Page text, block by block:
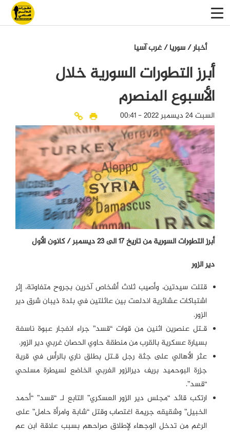
أخبار/سوريا/غرب آسيا
أبرز التطورات السورية خلال
الأسبوع المنصرم
السبت 24 ديسمبر 2022 - 00:41
أبرز التطورات السورية من تاريخ 17 الى 23 ديسمبر / كانون الأول
دير الزور
قتلت سيدتين، وأصيب ثلاث أشخاص آخرين بجروح متفاوتة، إثر
اشتباكات عشائرية اندلعت بين عائلتين في بلدة ذيبان شرق دير
الزور.
قـتل عنصرين اثنين من قوات “قسد” جراء انفجار عبوة ناسفة
بسيارة عسكرية بالقرب من منطقة حاوي الحصان غربي دير الزور.
عثر الأهالي على جثة رجل قـتل بطلق ناري بالرأس في قرية
جزرة البوحميد بريف ديرالزور الغربي الخاضع لسيطرة مسلحي
“قسد”.
ارتكب قائد “مجلس دير الزور العسكري” التابع لـ “قسد” “أحمد
الخبيل” وشقيقه جريمة اغتصاب وقتل “شابة وامرأة حامل” على
الرغم من تدخل الوجهاء لإطلاق صراحهم بسبب علاقة ابن عم